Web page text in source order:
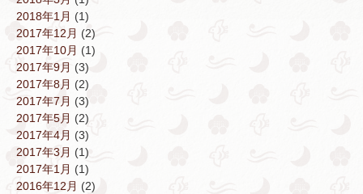
2018年1月 (1)
2017年12月 (2)
2017年10月 (1)
2017年9月 (3)
2017年8月 (2)
2017年7月 (3)
2017年5月 (2)
2017年4月 (3)
2017年3月 (1)
2017年1月 (1)
2016年12月 (2)